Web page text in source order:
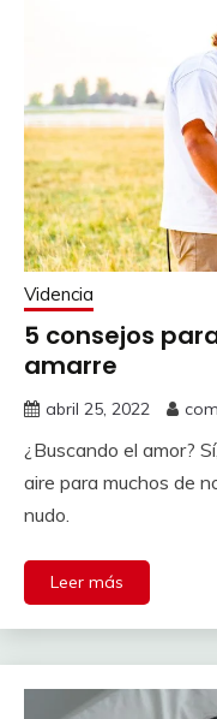
Videncia
5 consejos
amarre
abril 25, 2022
¿Buscando el amor?
aire para muchos de
nudo.
Leer más